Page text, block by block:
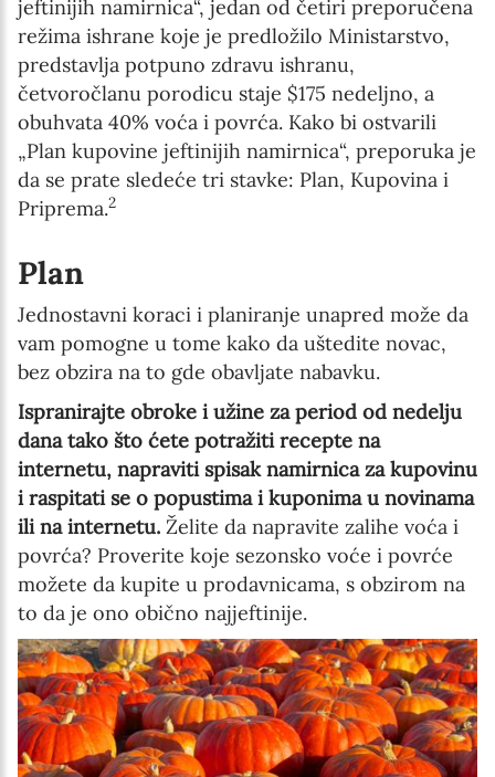
jeftinijih namirnica“, jedan od četiri preporučena
režima ishrane koje je predložilo Ministarstvo,
predstavlja potpuno zdravu ishranu,
četvoročlanu porodicu staje $175 nedeljno, a
obuhvata 40% voća i povrća. Kako bi ostvarili
„Plan kupovine jeftinijih namirnica“, preporuka je
da se prate sledeće tri stavke: Plan, Kupovina i
Priprema.2
Plan
Jednostavni koraci i planiranje unapred može da
vam pomogne u tome kako da uštedite novac,
bez obzira na to gde obavljate nabavku.
Ispranirajte obroke i užine za period od nedelju
dana tako što ćete potražiti recepte na
internetu, napraviti spisak namirnica za kupovinu
i raspitati se o popustima i kuponima u novinama
ili na internetu. Želite da napravite zalihe voća i
povrća? Proverite koje sezonsko voće i povrće
možete da kupite u prodavnicama, s obzirom na
to da je ono obično najjeftinije.
Newsletter preferences
Email address*
Enter your first name
Birthday
MM / DD
Language preference
Serbian
English
Interests
Online education
The Early Years Blog
Program updates